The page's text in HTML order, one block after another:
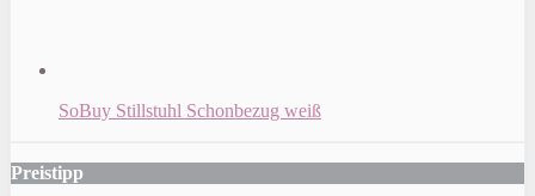
SoBuy Stillstuhl Schonbezug weiß
Preistipp